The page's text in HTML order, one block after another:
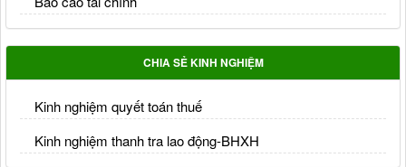
CHIA SẺ KINH NGHIỆM
Kinh nghiệm quyết toán thuế
Kinh nghiệm thanh tra lao động-BHXH